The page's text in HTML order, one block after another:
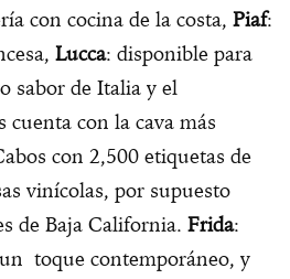
con cocina de la costa, Piaf:
Lucca: disponible para
sabor de Italia y el
cuenta con la cava más
con 2,500 etiquetas de
vinícolas, por supuesto
de Baja California. Frida:
toque contemporáneo, y